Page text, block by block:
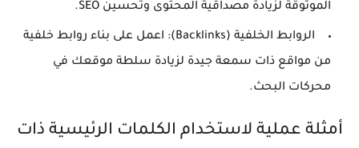
الموثوقة لزيادة مصداقية المحتوى وتحسين SEO.
الروابط الخلفية (Backlinks)
: اعمل على بناء روابط خلفية
من مواقع ذات سمعة جيدة لزيادة سلطة موقعك في
محركات البحث.
أمثلة عملية لاستخدام الكلمات الرئيسية ذات